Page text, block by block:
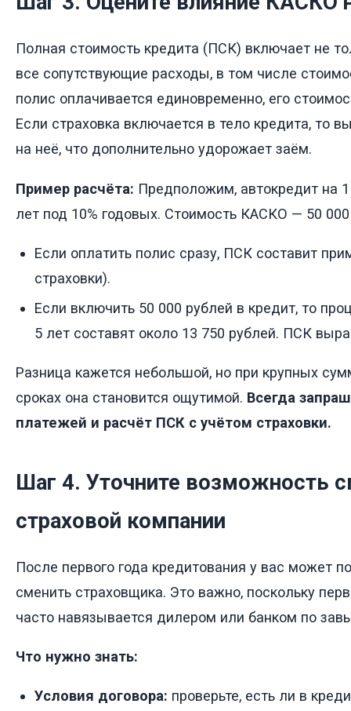
Полная стоимость кредита (ПСК) включает не
все сопутствующие расходы, в том числе
полис оплачивается единовременно, его
Если страховка включается в тело кредита, то
на неё, что дополнительно удорожает заём.
Пример расчёта: Предположим, автокредит на
лет под 10% годовых. Стоимость КАСКО — 50 000
Если оплатить полис сразу, ПСК составит
страховки).
Если включить 50 000 рублей в кредит, то
5 лет составят около 13 750 рублей. ПСК
Разница кажется небольшой, но при крупных
сроках она становится ощутимой. Всегда
платежей и расчёт ПСК с учётом страховки.
Шаг 4. Уточните возможность
страховой компании
После первого года кредитования у вас может
сменить страховщика. Это важно, поскольку
часто навязывается дилером или банком по
Что нужно знать:
Условия договора: проверьте, есть ли в